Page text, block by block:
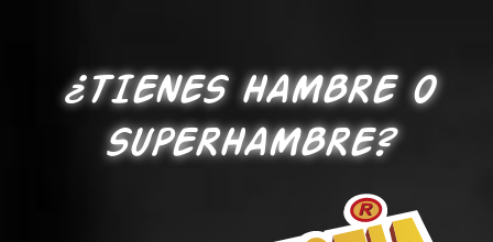
¿TIENES HAMBRE O
SUPERHAMBRE?